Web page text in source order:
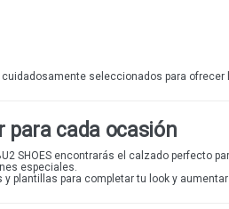
seleccionados para
para cada ocasión
SHOES encontrarás el calzado perfecto
especiales.
y plantillas para completar tu look y